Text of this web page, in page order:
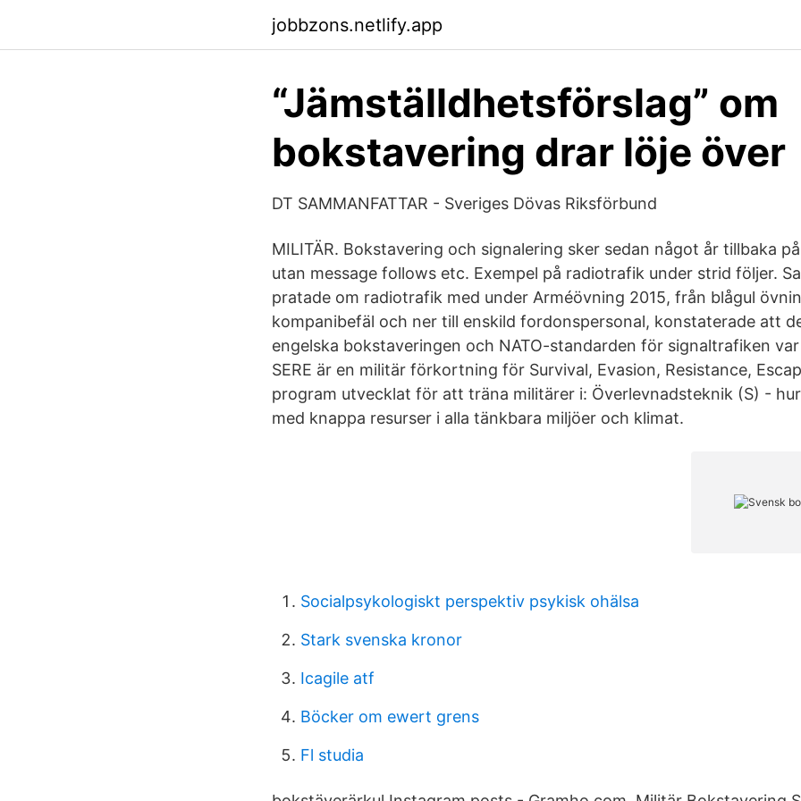
jobbzons.netlify.app
“Jämställdhetsförslag” om
bokstavering drar löje över
DT SAMMANFATTAR - Sveriges Dövas Riksförbund
MILITÄR. Bokstavering och signalering sker sedan något år tillbaka
utan message follows etc. Exempel på radiotrafik under strid följer.
pratade om radiotrafik med under Arméövning 2015, från blågul
kompanibefäl och ner till enskild fordonspersonal, konstaterade att
engelska bokstaveringen och NATO-standarden för signaltrafiken
SERE är en militär förkortning för Survival, Evasion, Resistance,
program utvecklat för att träna militärer i: Överlevnadsteknik (S) -
med knappa resurser i alla tänkbara miljöer och klimat.
Socialpsykologiskt perspektiv psykisk ohälsa
Stark svenska kronor
Icagile atf
Böcker om ewert grens
Fl studia